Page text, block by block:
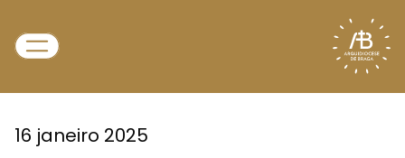
16 janeiro 2025